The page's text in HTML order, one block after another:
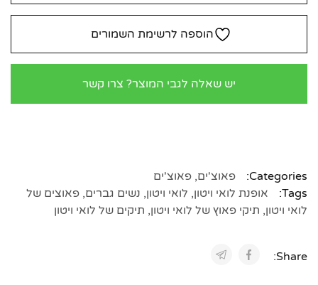
הוספה לרשימת השמורים
יש שאלה לגבי המוצר? צרו קשר
Categories: פאוצ'ים, פאוצ'ים
Tags:
אופנת לואי ויטון, לואי ויטון, נשים גברים, פאוצים של
לואי ויטון, תיקי פאוץ של לואי ויטון, תיקים של לואי ויטון
Share: